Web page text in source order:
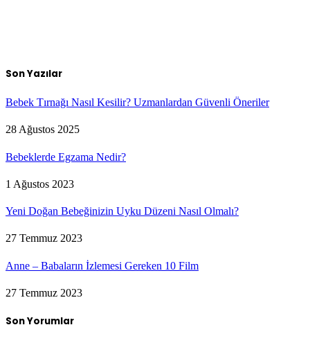
Son Yazılar
Bebek Tırnağı Nasıl Kesilir? Uzmanlardan Güvenli Öneriler
28 Ağustos 2025
Bebeklerde Egzama Nedir?
1 Ağustos 2023
Yeni Doğan Bebeğinizin Uyku Düzeni Nasıl Olmalı?
27 Temmuz 2023
Anne – Babaların İzlemesi Gereken 10 Film
27 Temmuz 2023
Son Yorumlar